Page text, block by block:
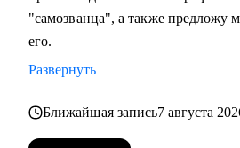
"самозванца", а также предложу
его.
Развернуть
Ближайшая запись7 августа